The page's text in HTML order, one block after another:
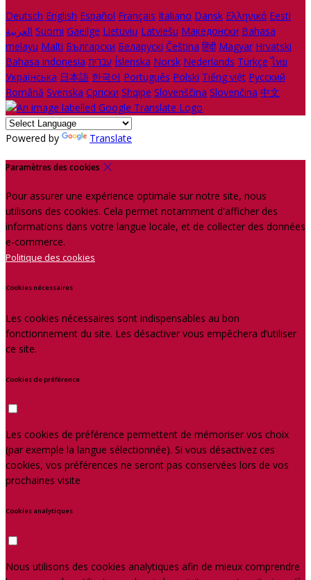
Deutsch English Español Français Italiano Dansk Ελληνικά Eesti
العربية Suomi Gaeilge Lietuvių Latviešu Македонски Bahasa
melayu Malti Български Беларускі Čeština हिंदी Magyar Hrvatski
Bahasa indonesia עברית Íslenska Norsk Nederlands Türkçe ไทย
Українська 日本語 한국어 Português Polski Tiếng việt Русский
Română Svenska Српски Shqipe Slovenščina Slovenčina 中文
Powered by Translate
Paramètres des cookies
Pour assurer une expérience optimale sur notre site, nous
utilisons des cookies. Cela permet notamment d'afficher des
informations dans votre langue locale, et de collecter des données
e-commerce.
Politique des cookies
Cookies nécessaires
Les cookies nécessaires sont indispensables au bon
fonctionnement du site. Les désactiver vous empêchera d’utiliser
ce site.
Cookies de préférence
Les cookies de préférence permettent de mémoriser vos choix
(par exemple la langue sélectionnée). Si vous désactivez ces
cookies, vos préférences ne seront pas conservées lors de vos
prochaines visite
Cookies analytiques
Nous utilisons des cookies analytiques afin de mieux comprendre